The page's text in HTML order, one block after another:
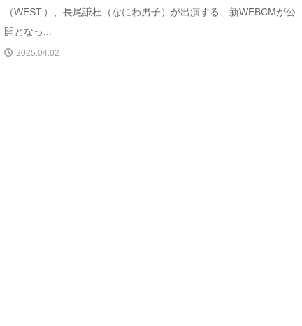
（WEST.）、長尾謙杜（なにわ男子）が出演する、新WEBCMが公
開となっ...
2025.04.02